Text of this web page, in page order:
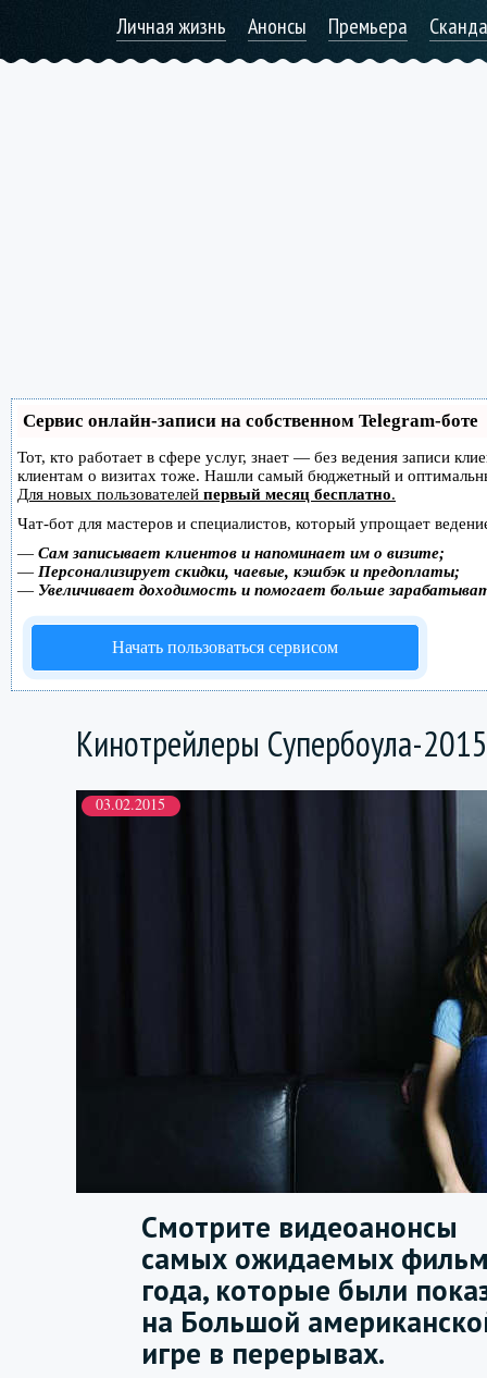
Личная жизнь Анонсы Премьера
Сервис онлайн-записи на собственном Telegram-боте
Тот, кто работает в сфере услуг, знает — без ведения записи
клиентам о визитах тоже. Нашли самый бюджетный и
Для новых пользователей первый месяц бесплатно.
Чат-бот для мастеров и специалистов, который упрощает
— Сам записывает клиентов и напоминает им о визите;
— Персонализирует скидки, чаевые, кэшбэк и предоплаты;
— Увеличивает доходимость и помогает больше
Начать пользоваться сервисом
Кинотрейлеры Супербоула-2015
03.02.2015
Смотрите видеоанонсы
самых ожидаемых
года, которые были
на Большой
игре в перерывах.